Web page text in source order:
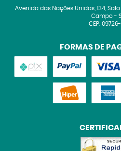
Avenida das Nações Unidas, 134, Sala
Campo-
CEP: 09726-
FORMAS DE